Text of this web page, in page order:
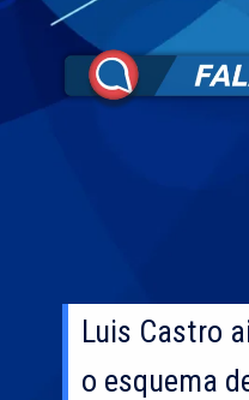
Luis Castro
o esquema
Luis Castro
o esquema